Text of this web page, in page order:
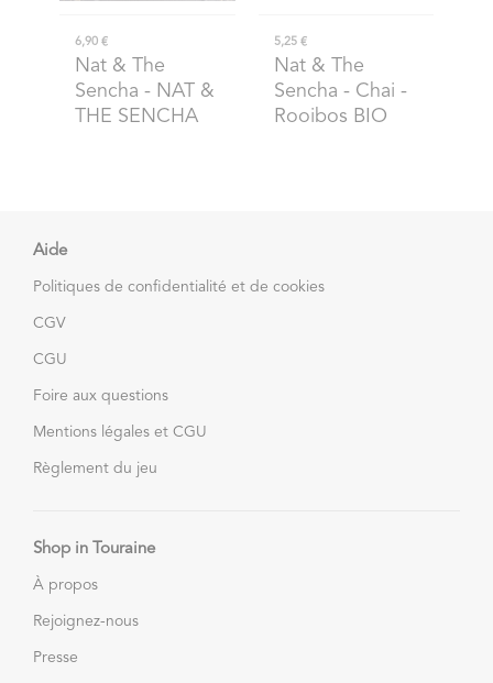
6,90 €
Nat & The
Sencha - NAT &
THE SENCHA
5,25 €
Nat & The
Sencha - Chai -
Rooibos BIO
Aide
Politiques de confidentialité et de cookies
CGV
CGU
Foire aux questions
Mentions légales et CGU
Règlement du jeu
Shop in Touraine
À propos
Rejoignez-nous
Presse